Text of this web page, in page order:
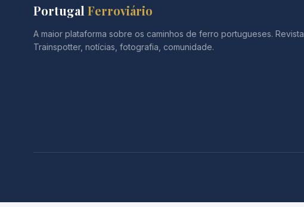
Portugal Ferroviário
A maior plataforma sobre os caminhos de ferro portugueses. Revista
Trainspotter, notícias, fotografia, comunidade.